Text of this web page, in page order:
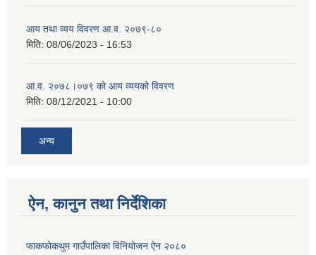
आय तथा व्यय विवरण आ.व. २०७९-८०
मिति: 08/06/2023 - 16:53
आ.व. २०७८।०७९ को आय व्ययको विवरण
मिति: 08/12/2021 - 10:00
अन्य
ऐन, कानुन तथा निर्देशिका
फाकफोकथुम गाउँपालिका विनियोजन ऐन २०८०